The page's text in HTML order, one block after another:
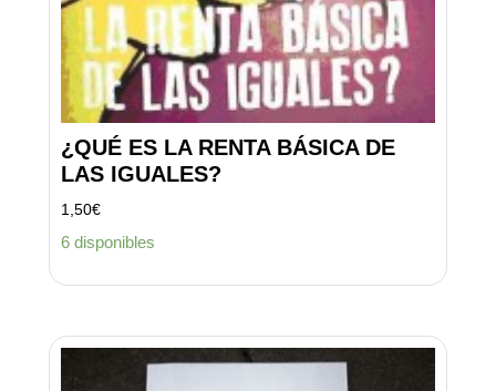
¿QUÉ ES LA RENTA BÁSICA DE
LAS IGUALES?
1,50€
6 disponibles